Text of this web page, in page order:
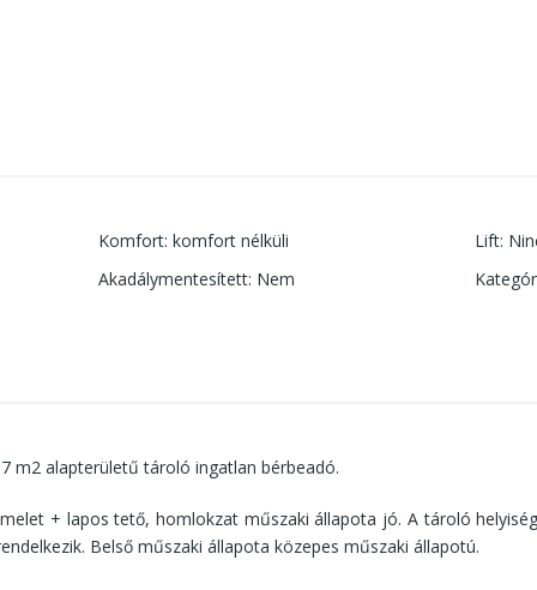
Komfort: komfort nélküli Lift:
Akadálymentesített: Nem
m2 alapterületű tároló ingatlan bérbeadó.
+ lapos tető, homlokzat műszaki állapota jó. A tároló
Belső műszaki állapota közepes műszaki állapotú.